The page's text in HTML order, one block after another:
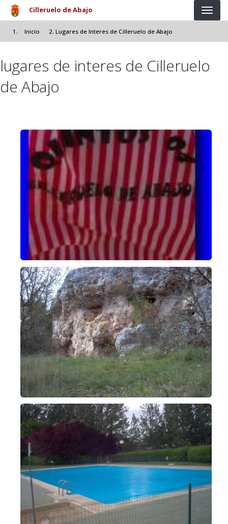
Pasar al contenido principal
Cilleruelo de Abajo
Inicio Lugares de Interes de Cilleruelo de Abajo
lugares de interes de Cilleruelo
de Abajo